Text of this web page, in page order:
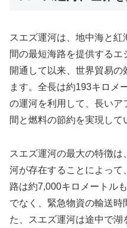
スエズ運河は、地中海と
間の最短海路を提供する
開通して以来、世界貿易
ます。全長は約193キロメ
の運河を利用して、長い
間と燃料の節約を実現して
スエズ運河の最大の特徴
河が存在することによって
路は約7,000キロメートル
でなく、緊急物資の輸送時
た、スエズ運河は途中で